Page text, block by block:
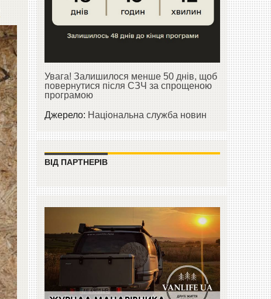
Увага! Залишилося менше 50 днів, щоб
повернутися після СЗЧ за спрощеною
програмою
Джерело:Національна служба новин
ВІД ПАРТНЕРІВ